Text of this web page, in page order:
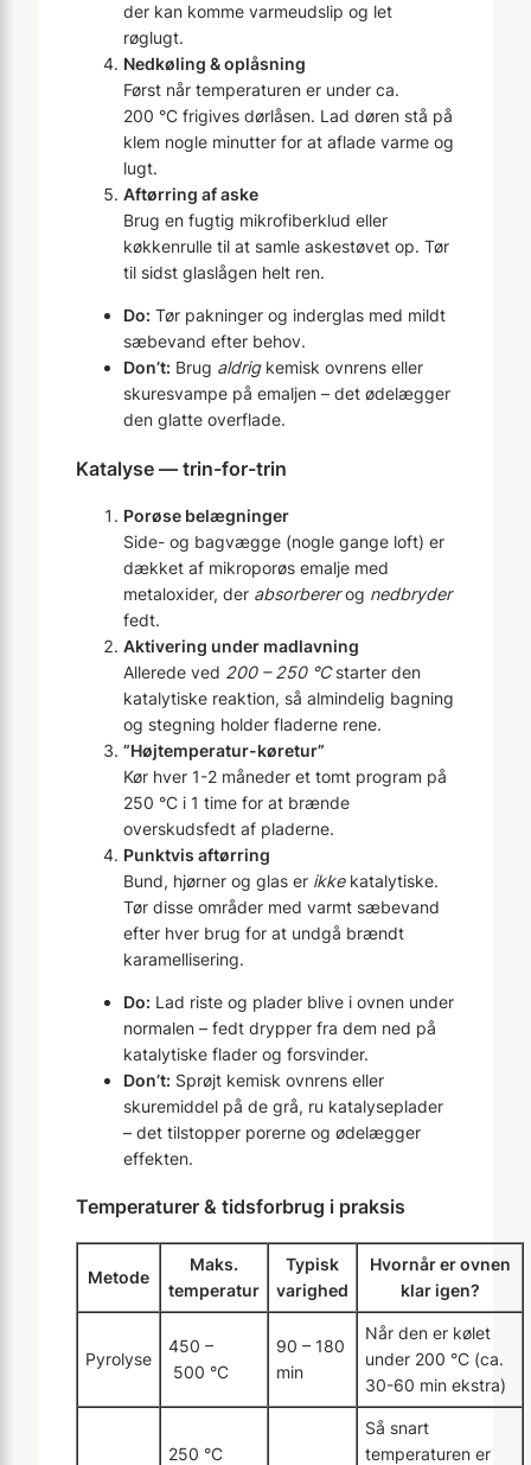
der kan komme varmeudslip og let
røglugt.
Nedkøling & oplåsning
Først når temperaturen er under ca.
200 °C frigives dørlåsen. Lad døren stå på
klem nogle minutter for at aflade varme og
lugt.
Aftørring af aske
Brug en fugtig mikrofiberklud eller
køkkenrulle til at samle askestøvet op. Tør
til sidst glaslågen helt ren.
Do: Tør pakninger og inderglas med mildt
sæbevand efter behov.
Don’t: Brug aldrigkemisk ovnrens eller
skuresvampe på emaljen – det ødelægger
den glatte overflade.
Katalyse — trin-for-trin
Porøse belægninger
Side- og bagvægge (nogle gange loft) er
dækket af mikroporøs emalje med
metaloxider, der absorbererog nedbryder
fedt.
Aktivering under madlavning
Allerede ved 200 – 250 °Cstarter den
katalytiske reaktion, så almindelig bagning
og stegning holder fladerne rene.
”Højtemperatur-køretur”
Kør hver 1-2 måneder et tomt program på
250 °C i 1 time for at brænde
overskudsfedt af pladerne.
Punktvis aftørring
Bund, hjørner og glas er ikkekatalytiske.
Tør disse områder med varmt sæbevand
efter hver brug for at undgå brændt
karamellisering.
Do: Lad riste og plader blive i ovnen under
normalen – fedt drypper fra dem ned på
katalytiske flader og forsvinder.
Don’t: Sprøjt kemisk ovnrens eller
skuremiddel på de grå, ru katalyseplader
– det tilstopper porerne og ødelægger
effekten.
Temperaturer & tidsforbrug i praksis
Metode
Maks.
temperatur
Typisk
varighed
Hvornår er ovnen
klar igen?
Pyrolyse
450 –
500 °C
90 – 180
min
Når den er kølet
under 200 °C (ca.
30-60 min ekstra)
250 °C
Så snart
temperaturen er